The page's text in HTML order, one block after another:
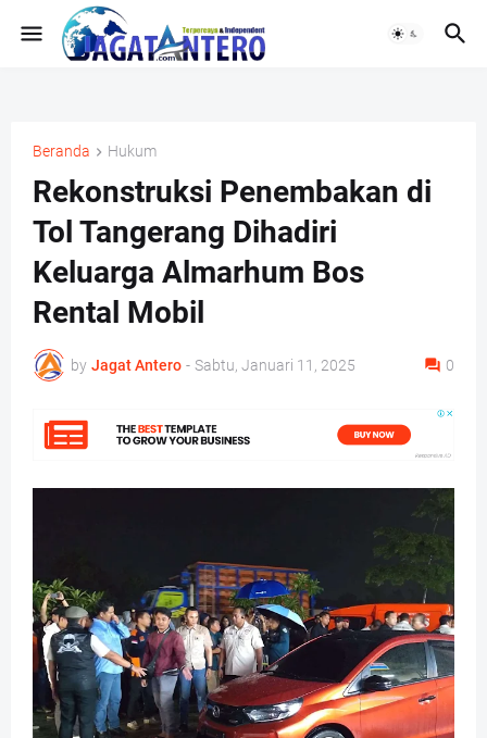
Beranda Hukum
Rekonstruksi Penembakan di
Tol Tangerang Dihadiri
Keluarga Almarhum Bos
Rental Mobil
by Jagat Antero - Sabtu, Januari 11, 2025 0